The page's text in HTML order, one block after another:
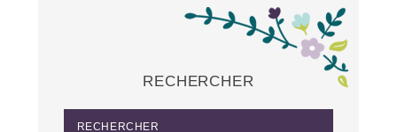
RECHERCHER